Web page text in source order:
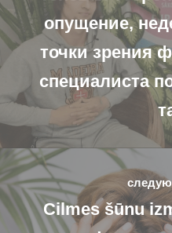
опущение,
точки зрения
специалиста
Cilmes šūnu